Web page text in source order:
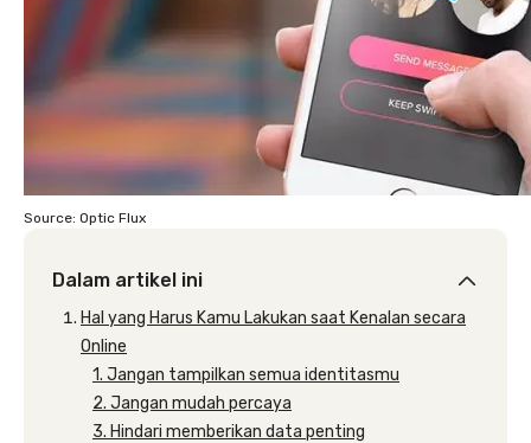
Source: Optic Flux
Dalam artikel ini
Hal yang Harus Kamu Lakukan saat Kenalan secara
Online
1. Jangan tampilkan semua identitasmu
2. Jangan mudah percaya
3. Hindari memberikan data penting